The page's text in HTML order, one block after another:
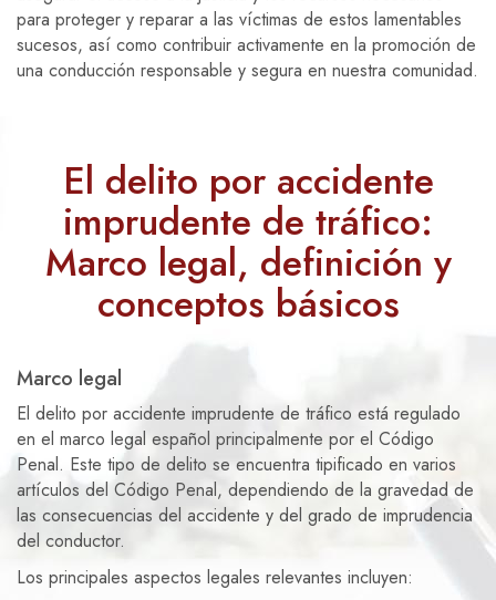
para proteger y reparar a las víctimas de estos lamentables
sucesos, así como contribuir activamente en la promoción de
una conducción responsable y segura en nuestra comunidad.
El delito por accidente
imprudente de tráfico:
Marco legal, definición y
conceptos básicos
Marco legal
El delito por accidente imprudente de tráfico está regulado
en el marco legal español principalmente por el Código
Penal. Este tipo de delito se encuentra tipificado en varios
artículos del Código Penal, dependiendo de la gravedad de
las consecuencias del accidente y del grado de imprudencia
del conductor.
Los principales aspectos legales relevantes incluyen: